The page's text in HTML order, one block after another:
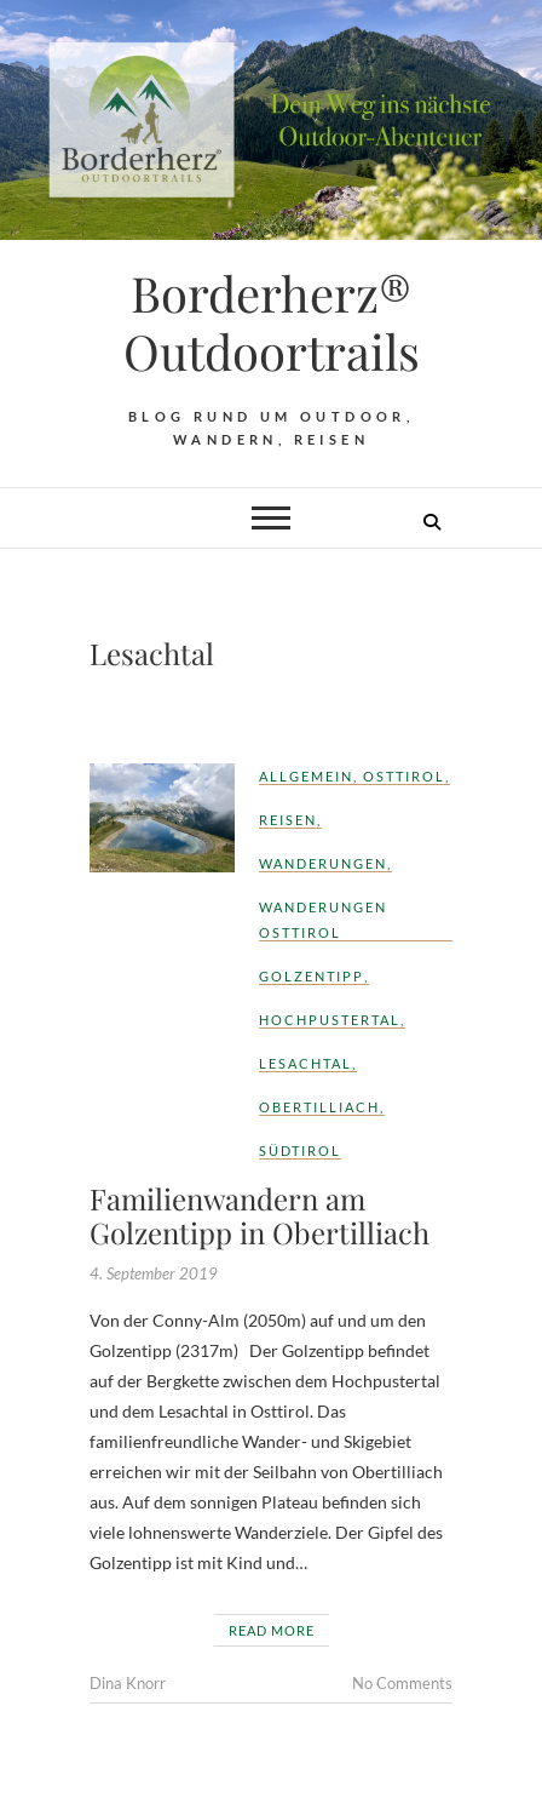
Borderherz®
Outdoortrails
BLOG RUND UM OUTDOOR,
WANDERN, REISEN
Lesachtal
ALLGEMEIN OSTTIROL
REISEN
WANDERUNGEN
WANDERUNGEN
OSTTIROL
GOLZENTIPP
HOCHPUSTERTAL
LESACHTAL
OBERTILLIACH
SÜDTIROL
Familienwandern am
Golzentipp in Obertilliach
4. September 2019
Von der Conny-Alm (2050m) auf und um den
Golzentipp (2317m) Der Golzentipp befindet
auf der Bergkette zwischen dem Hochpustertal
und dem Lesachtal in Osttirol. Das
familienfreundliche Wander- und Skigebiet
erreichen wir mit der Seilbahn von Obertilliach
aus. Auf dem sonnigen Plateau befinden sich
viele lohnenswerte Wanderziele. Der Gipfel des
Golzentipp ist mit Kind und…
READ MORE
Dina Knorr No Comments